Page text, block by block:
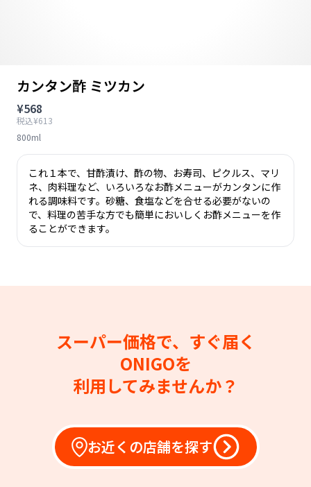
カンタン酢 ミツカン
¥568
税込¥613
800ml
これ１本で、甘酢漬け、酢の物、お寿司、ピクルス、マリ
ネ、肉料理など、いろいろなお酢メニューがカンタンに作
れる調味料です。砂糖、食塩などを合せる必要がないの
で、料理の苦手な方でも簡単においしくお酢メニューを作
ることができます。
スーパー価格で、すぐ届く
ONIGOを
利用してみませんか？
お近くの店舗を探す